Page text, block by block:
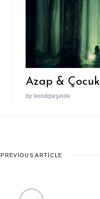
Azap & Çocuk
by kendipeşinde
PREVIOUS ARTICLE